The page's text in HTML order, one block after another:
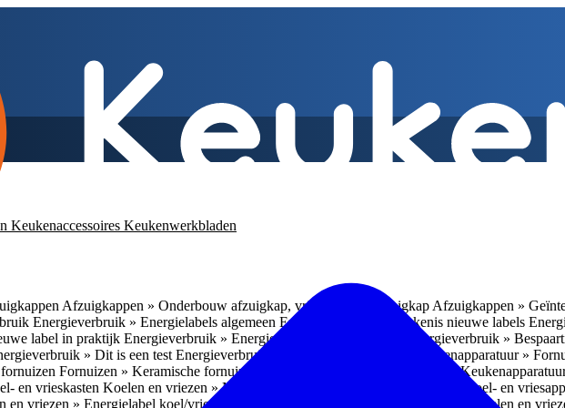
Afzuigkappen » Onderbouw afzuigkap, vrijhangende afzuigkap Afzuigkappen »
Energieverbruik » Energielabels algemeen Energieverbruik » Betekenis nieuwe labels
label in praktijk Energieverbruik » Energieverbruik in de praktijk Energieverbruik »
» Dit is een test Energieverbruik » 1 Keukenapparatuur »
Fornuizen » Keramische fornuizen Keukenapparatuur » Inbouwlades
en vrieskasten Koelen en vriezen » Nismaten Koelen en vriezen » Vrijstaande koel- en
en vriezen » Energielabel koel/vrieskasten Koelen en
Keukenaccessoires Keukenwerkbladen